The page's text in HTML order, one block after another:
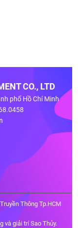
CO., LTD
phố Hồ Chí Minh
Thông Tp.HCM
và giải trí Sao Thủy.